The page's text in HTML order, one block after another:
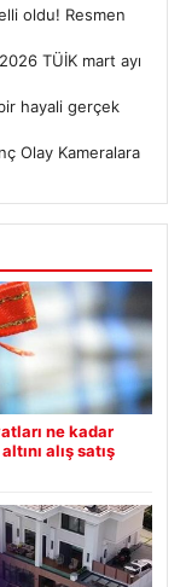
oldu! Resmen
TÜİK mart ayı
hayali gerçek
Olay Kameralara
ne kadar
alış satış